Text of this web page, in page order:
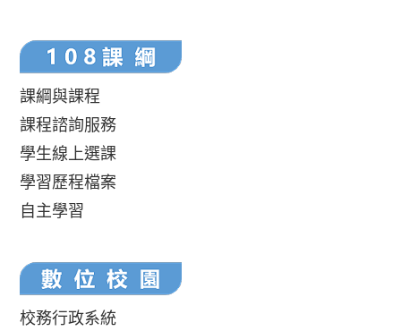
課綱與課程
課程諮詢服務
學生線上選課
學習歷程檔案
自主學習
校務行政系統